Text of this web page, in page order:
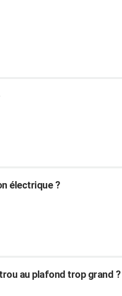
électrique ?
au plafond trop grand ?